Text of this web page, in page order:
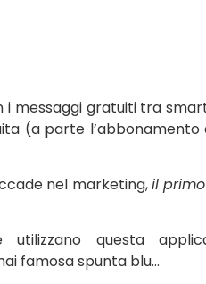
messaggi gratuiti tra
(a parte l’abbonamento
nel marketing,il
questa
famosa spunta blu…